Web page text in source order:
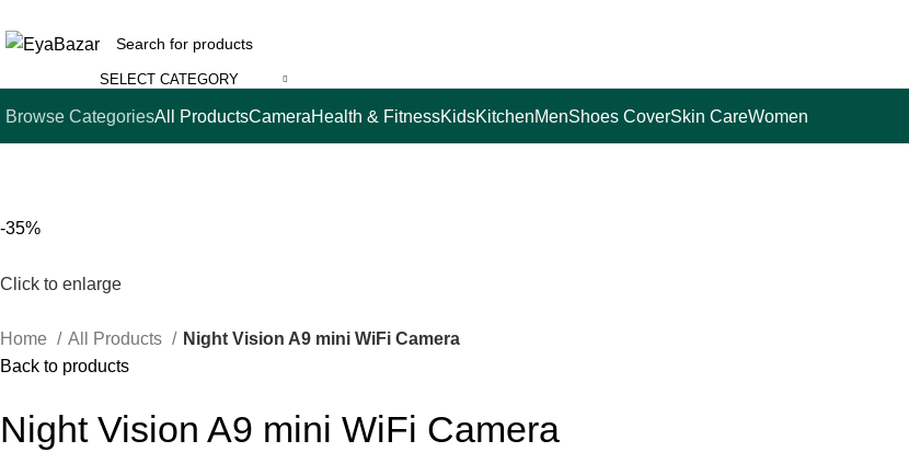
SELECT CATEGORY
Browse CategoriesAll ProductsCameraHealth & FitnessKidsKitchenMenShoes CoverSkin CareWomen
-35%
Click to enlarge
Home All Products
Night Vision A9 mini WiFi Camera
Back to products
Night Vision A9 mini WiFi Camera